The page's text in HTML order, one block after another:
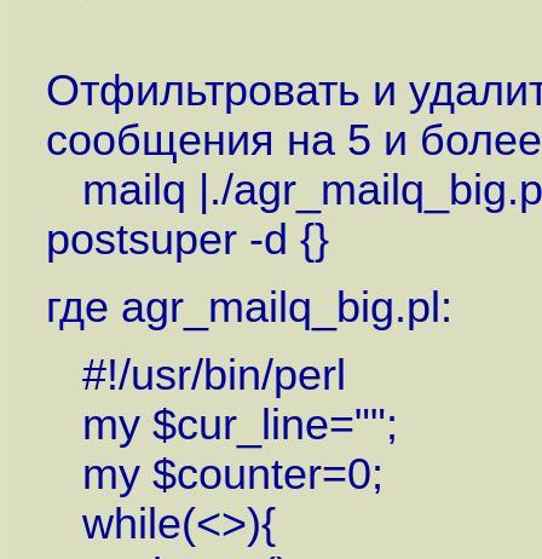
Отфильтровать и
сообщения на 5 и
mailq |./
postsuper -d {}
где agr_mailq_big.pl:
#!/usr/bin/perl
my $cur_line="";
my $counter=0;
while(<>){